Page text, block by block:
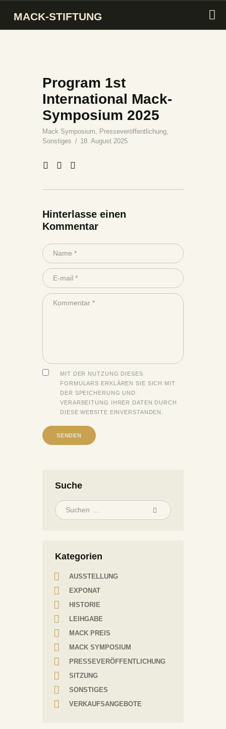
MACK-STIFTUNG
STIFTUNG
SAMMLUNG
KUNSTMARKT
MACK PREIS
AKTIVITÄTEN
Program 1st
International Mack-
Symposium 2025
Mack Symposium, Presseveröffentlichung,
Sonstiges
18. August 2025
Hinterlasse einen
Kommentar
MIT DER NUTZUNG DIESES
FORMULARS ERKLÄREN SIE SICH MIT
DER SPEICHERUNG UND
VERARBEITUNG IHRER DATEN DURCH
DIESE WEBSITE EINVERSTANDEN.
Suche
Kategorien
AUSSTELLUNG
EXPONAT
HISTORIE
LEIHGABE
MACK PREIS
MACK SYMPOSIUM
PRESSEVERÖFFENTLICHUNG
SITZUNG
SONSTIGES
VERKAUFSANGEBOTE